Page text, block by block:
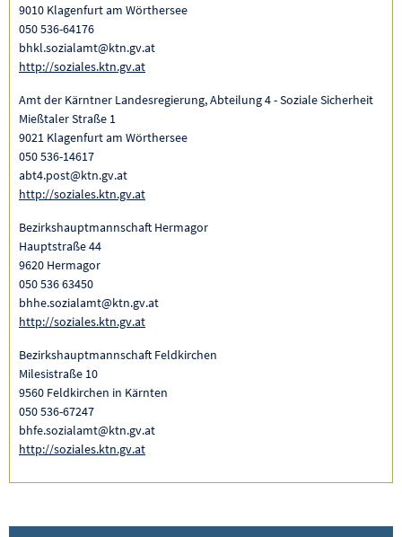
9010 Klagenfurt am Wörthersee
050 536-64176
bhkl.sozialamt@ktn.gv.at
http://soziales.ktn.gv.at
Amt der Kärntner Landesregierung, Abteilung 4 - Soziale Sicherheit
Mießtaler Straße 1
9021 Klagenfurt am Wörthersee
050 536-14617
abt4.post@ktn.gv.at
http://soziales.ktn.gv.at
Bezirkshauptmannschaft Hermagor
Hauptstraße 44
9620 Hermagor
050 536 63450
bhhe.sozialamt@ktn.gv.at
http://soziales.ktn.gv.at
Bezirkshauptmannschaft Feldkirchen
Milesistraße 10
9560 Feldkirchen in Kärnten
050 536-67247
bhfe.sozialamt@ktn.gv.at
http://soziales.ktn.gv.at